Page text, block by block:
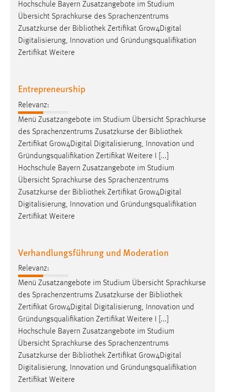
Hochschule Bayern Zusatzangebote im Studium
Übersicht Sprachkurse des Sprachenzentrums
Zusatzkurse der Bibliothek Zertifikat Grow4Digital
Digitalisierung, Innovation und Gründungsqualifikation
Zertifikat Weitere
Entrepreneurship
Relevanz:
Menü Zusatzangebote im Studium Übersicht Sprachkurse
des Sprachenzentrums Zusatzkurse der Bibliothek
Zertifikat Grow4Digital Digitalisierung, Innovation und
Gründungsqualifikation Zertifikat Weitere I [...]
Hochschule Bayern Zusatzangebote im Studium
Übersicht Sprachkurse des Sprachenzentrums
Zusatzkurse der Bibliothek Zertifikat Grow4Digital
Digitalisierung, Innovation und Gründungsqualifikation
Zertifikat Weitere
Verhandlungsführung und Moderation
Relevanz:
Menü Zusatzangebote im Studium Übersicht Sprachkurse
des Sprachenzentrums Zusatzkurse der Bibliothek
Zertifikat Grow4Digital Digitalisierung, Innovation und
Gründungsqualifikation Zertifikat Weitere I [...]
Hochschule Bayern Zusatzangebote im Studium
Übersicht Sprachkurse des Sprachenzentrums
Zusatzkurse der Bibliothek Zertifikat Grow4Digital
Digitalisierung, Innovation und Gründungsqualifikation
Zertifikat Weitere